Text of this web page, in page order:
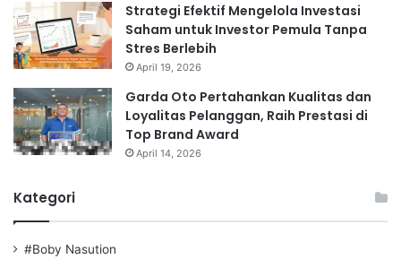
Strategi Efektif Mengelola Investasi
Saham untuk Investor Pemula Tanpa
Stres Berlebih
April 19, 2026
Garda Oto Pertahankan Kualitas dan
Loyalitas Pelanggan, Raih Prestasi di
Top Brand Award
April 14, 2026
Kategori
#Boby Nasution